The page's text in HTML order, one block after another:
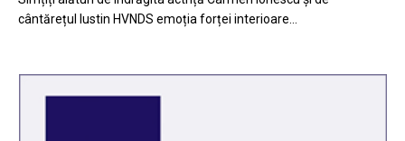
cântărețul Iustin HVNDS emoția forței interioare…